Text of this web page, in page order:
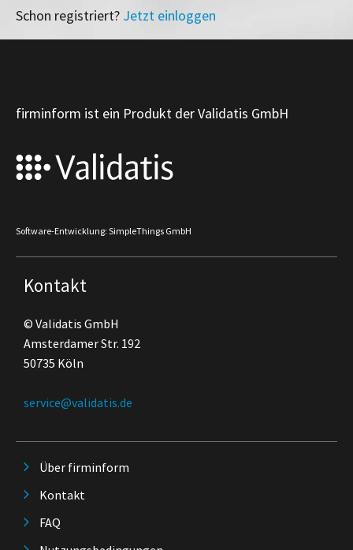
Schon registriert? Jetzt einloggen
firminform ist ein Produkt der Validatis GmbH
Software-Entwicklung: SimpleThings GmbH
Kontakt
© Validatis GmbH
Amsterdamer Str. 192
50735 Köln
service@validatis.de
Über firminform
Kontakt
FAQ